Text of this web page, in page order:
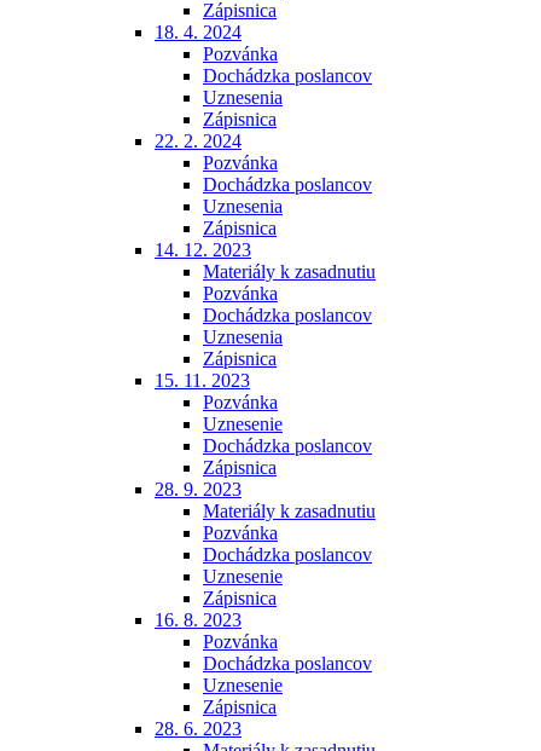
Zápisnica
18. 4. 2024
Pozvánka
Dochádzka poslancov
Uznesenia
Zápisnica
22. 2. 2024
Pozvánka
Dochádzka poslancov
Uznesenia
Zápisnica
14. 12. 2023
Materiály k zasadnutiu
Pozvánka
Dochádzka poslancov
Uznesenia
Zápisnica
15. 11. 2023
Pozvánka
Uznesenie
Dochádzka poslancov
Zápisnica
28. 9. 2023
Materiály k zasadnutiu
Pozvánka
Dochádzka poslancov
Uznesenie
Zápisnica
16. 8. 2023
Pozvánka
Dochádzka poslancov
Uznesenie
Zápisnica
28. 6. 2023